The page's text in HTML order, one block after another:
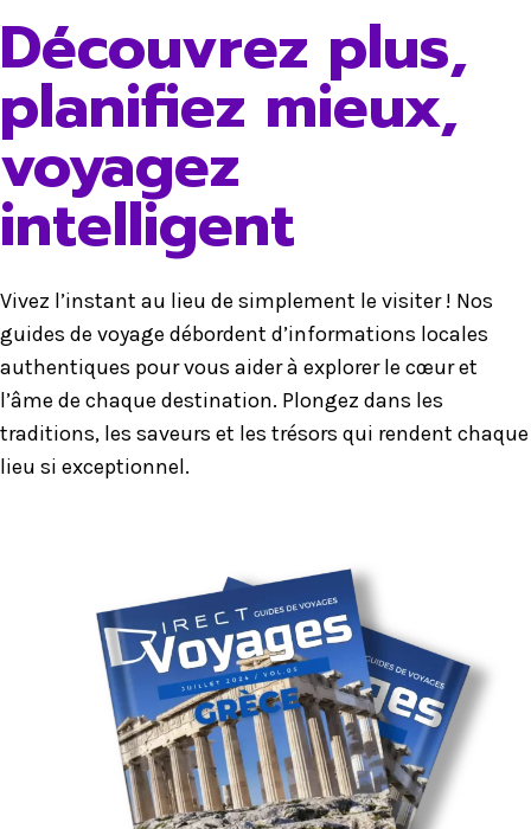
Découvrez plus,
planifiez mieux,
voyagez
intelligent
Vivez l’instant au lieu de simplement le visiter ! Nos
guides de voyage débordent d’informations locales
authentiques pour vous aider à explorer le cœur et
l’âme de chaque destination. Plongez dans les
traditions, les saveurs et les trésors qui rendent chaque
lieu si exceptionnel.